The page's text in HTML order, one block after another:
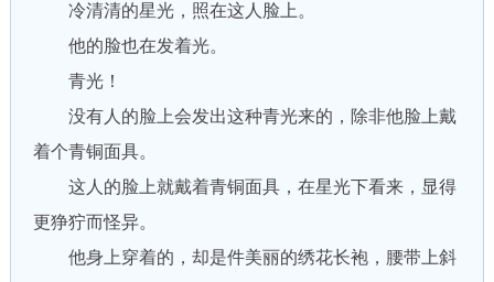
冷清清的星光，照在这人脸上。
他的脸也在发着光。
青光！
没有人的脸上会发出这种青光来的，除非他脸上戴
着个青铜面具。
这人的脸上就戴着青铜面具，在星光下看来，显得
更狰狞而怪异。
他身上穿着的，却是件美丽的绣花长袍，腰带上斜